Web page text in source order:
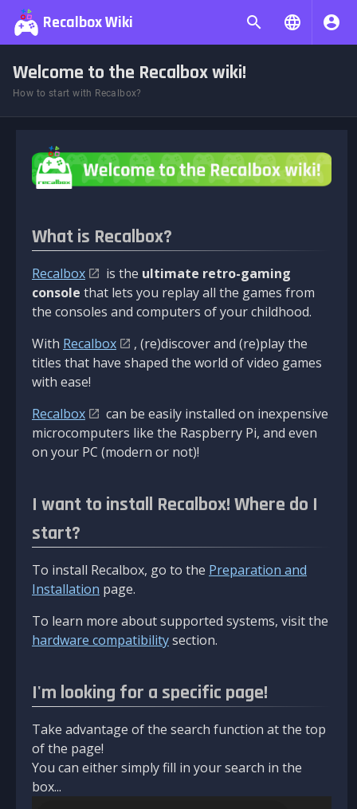
Recalbox Wiki
Welcome to the Recalbox wiki!
How to start with Recalbox?
What is Recalbox?
Recalbox is the ultimate retro-gaming
console that lets you replay all the games from
the consoles and computers of your childhood.
With Recalbox
, (re)discover and (re)play the
titles that have shaped the world of video games
with ease!
Recalbox
can be easily installed on inexpensive
microcomputers like the Raspberry Pi, and even
on your PC (modern or not)!
I want to install Recalbox! Where do I
start?
To install Recalbox, go to the Preparation and
Installation page.
To learn more about supported systems, visit the
hardware compatibilitysection.
I'm looking for a specific page!
Take advantage of the search function at the top
of the page!
You can either simply fill in your search in the
box...